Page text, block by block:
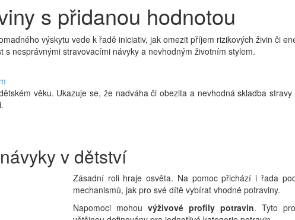
s přidanou hodnotou
výskytu vede k řadě iniciativ, jak omezit příjem rizikových živin či
nesprávnými stravovacími návyky a nevhodným životním stylem.
věku. Ukazuje se, že nadváha či obezita a nevhodná skladba
v dětství
Zásadní roli hraje osvěta. Na pomoc přichází i řada
mechanismů, jak pro své dítě vybírat vhodné potraviny.
Napomoci mohouvýživové profily potravin. Tyto